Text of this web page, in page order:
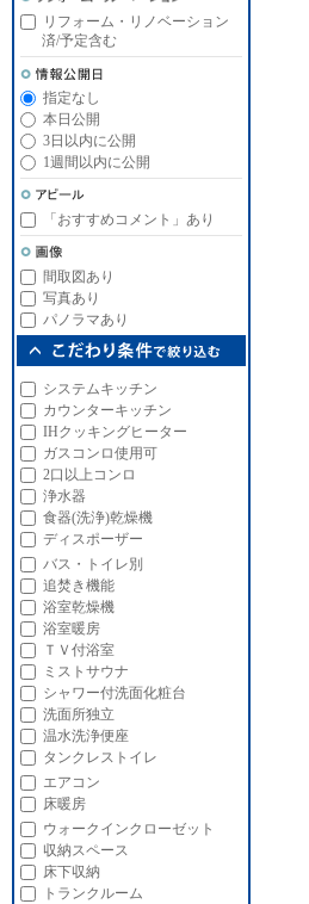
リフォーム・リノベーション
済/予定含む
指定なし
本日公開
3日以内に公開
1週間以内に公開
「おすすめコメント」あり
間取図あり
写真あり
パノラマあり
システムキッチン
カウンターキッチン
IHクッキングヒーター
ガスコンロ使用可
2口以上コンロ
浄水器
食器(洗浄)乾燥機
ディスポーザー
バス・トイレ別
追焚き機能
浴室乾燥機
浴室暖房
ＴＶ付浴室
ミストサウナ
シャワー付洗面化粧台
洗面所独立
温水洗浄便座
タンクレストイレ
エアコン
床暖房
ウォークインクローゼット
収納スペース
床下収納
トランクルーム